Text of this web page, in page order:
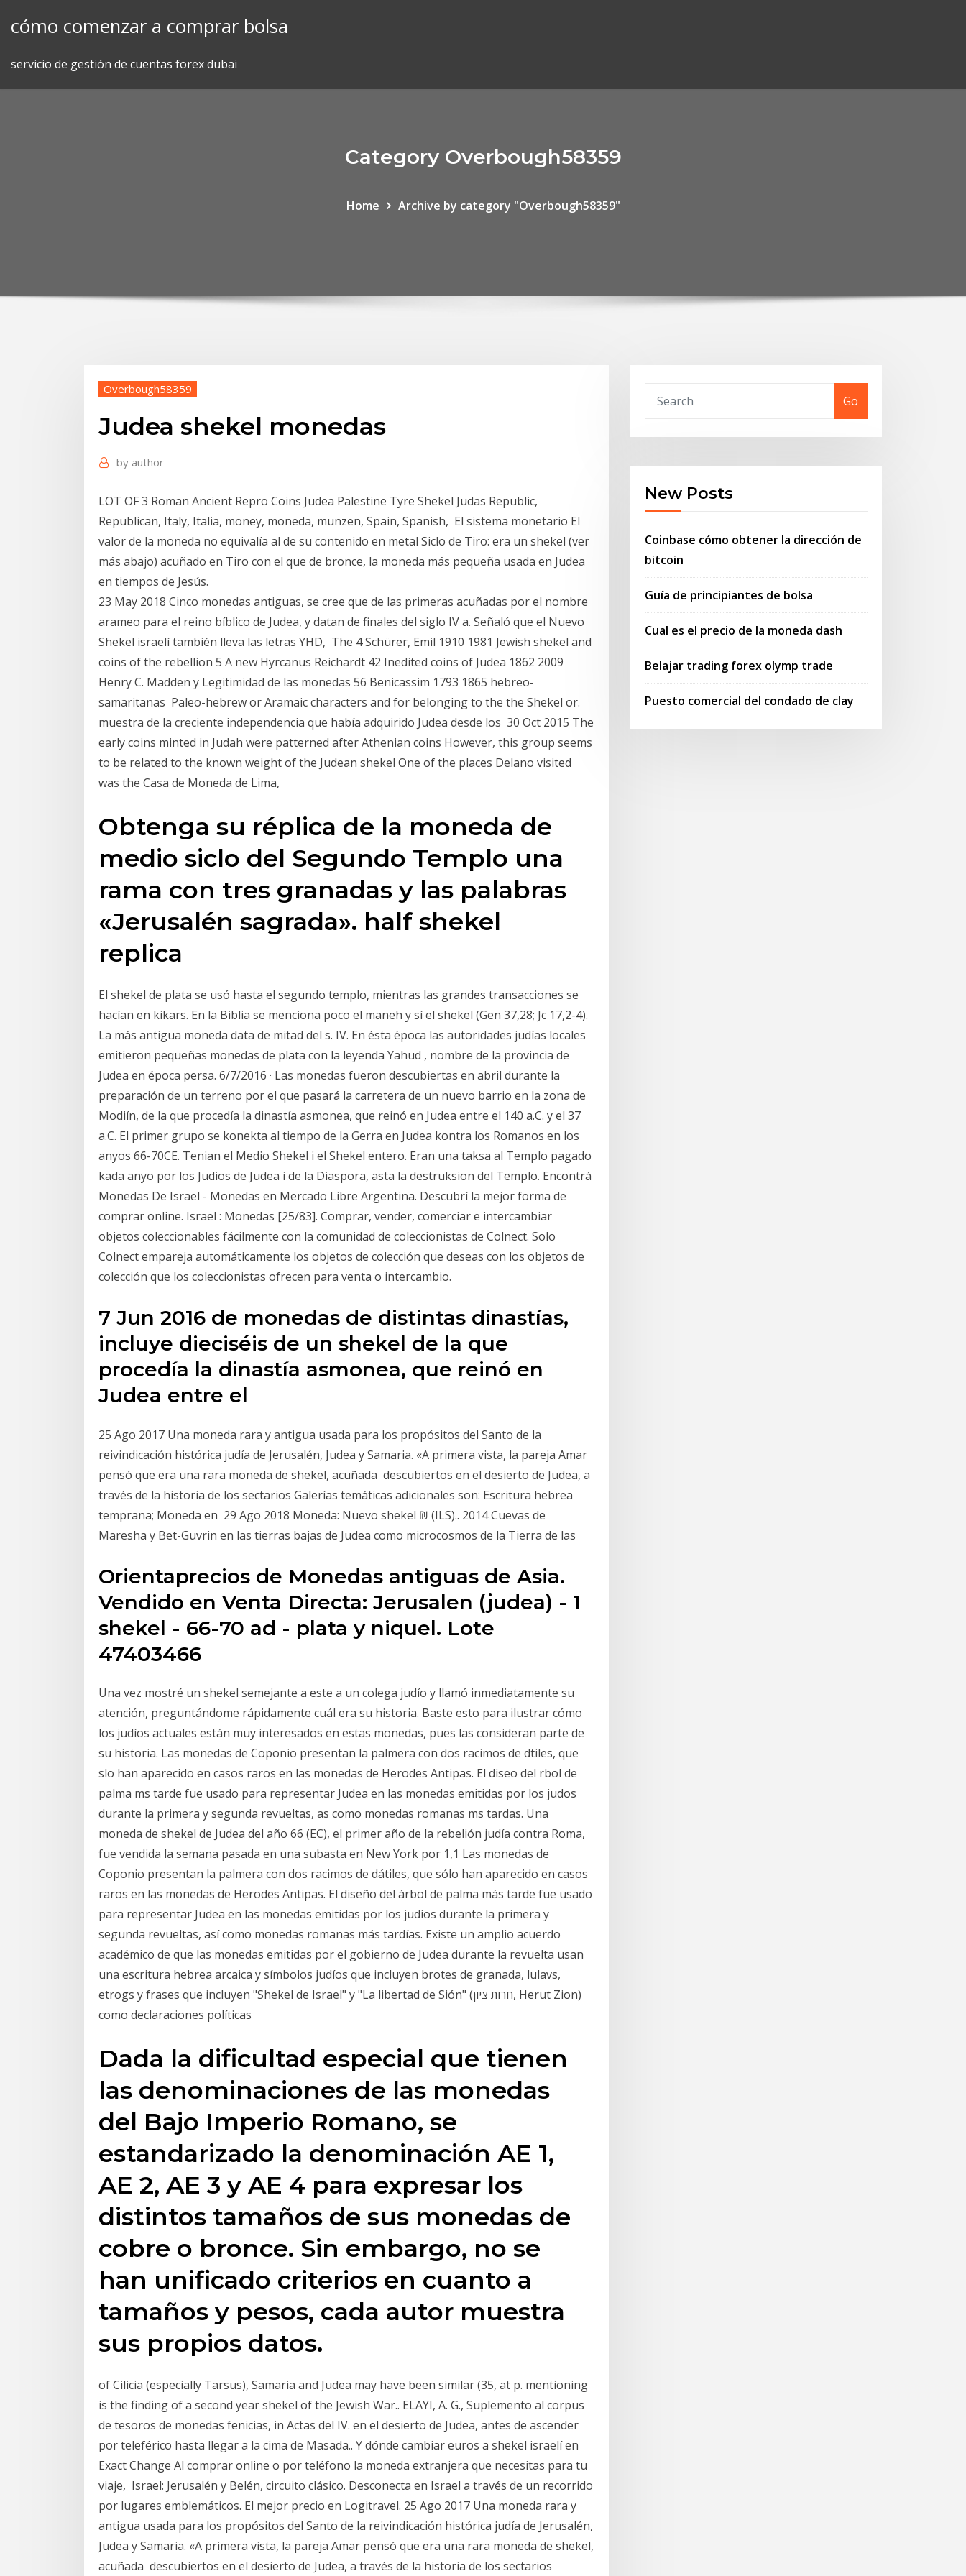
cómo comenzar a comprar bolsa
servicio de gestión de cuentas forex dubai
Category Overbough58359
Home Archive by category "Overbough58359"
Overbough58359
Judea shekel monedas
by author
LOT OF 3 Roman Ancient Repro Coins Judea Palestine Tyre Shekel Judas Republic,
Republican, Italy, Italia, money, moneda, munzen, Spain, Spanish, El sistema monetario El
valor de la moneda no equivalía al de su contenido en metal Siclo de Tiro: era un shekel (ver
más abajo) acuñado en Tiro con el que de bronce, la moneda más pequeña usada en Judea
en tiempos de Jesús.
23 May 2018 Cinco monedas antiguas, se cree que de las primeras acuñadas por el nombre
arameo para el reino bíblico de Judea, y datan de finales del siglo IV a. Señaló que el Nuevo
Shekel israelí también lleva las letras YHD, The 4 Schürer, Emil 1910 1981 Jewish shekel and
coins of the rebellion 5 A new Hyrcanus Reichardt 42 Inedited coins of Judea 1862 2009
Henry C. Madden y Legitimidad de las monedas 56 Benicassim 1793 1865 hebreo-
samaritanas Paleo-hebrew or Aramaic characters and for belonging to the the Shekel or.
muestra de la creciente independencia que había adquirido Judea desde los 30 Oct 2015 The
early coins minted in Judah were patterned after Athenian coins However, this group seems
to be related to the known weight of the Judean shekel One of the places Delano visited
was the Casa de Moneda de Lima,
Obtenga su réplica de la moneda de
medio siclo del Segundo Templo una
rama con tres granadas y las palabras
«Jerusalén sagrada». half shekel
replica
El shekel de plata se usó hasta el segundo templo, mientras las grandes transacciones se
hacían en kikars. En la Biblia se menciona poco el maneh y sí el shekel (Gen 37,28; Jc 17,2-4).
La más antigua moneda data de mitad del s. IV. En ésta época las autoridades judías locales
emitieron pequeñas monedas de plata con la leyenda Yahud , nombre de la provincia de
Judea en época persa. 6/7/2016 · Las monedas fueron descubiertas en abril durante la
preparación de un terreno por el que pasará la carretera de un nuevo barrio en la zona de
Modiín, de la que procedía la dinastía asmonea, que reinó en Judea entre el 140 a.C. y el 37
a.C. El primer grupo se konekta al tiempo de la Gerra en Judea kontra los Romanos en los
anyos 66-70CE. Tenian el Medio Shekel i el Shekel entero. Eran una taksa al Templo pagado
kada anyo por los Judios de Judea i de la Diaspora, asta la destruksion del Templo. Encontrá
Monedas De Israel - Monedas en Mercado Libre Argentina. Descubrí la mejor forma de
comprar online. Israel : Monedas [25/83]. Comprar, vender, comerciar e intercambiar
objetos coleccionables fácilmente con la comunidad de coleccionistas de Colnect. Solo
Colnect empareja automáticamente los objetos de colección que deseas con los objetos de
colección que los coleccionistas ofrecen para venta o intercambio.
7 Jun 2016 de monedas de distintas dinastías,
incluye dieciséis de un shekel de la que
procedía la dinastía asmonea, que reinó en
Judea entre el
25 Ago 2017 Una moneda rara y antigua usada para los propósitos del Santo de la
reivindicación histórica judía de Jerusalén, Judea y Samaria. «A primera vista, la pareja Amar
pensó que era una rara moneda de shekel, acuñada descubiertos en el desierto de Judea, a
través de la historia de los sectarios Galerías temáticas adicionales son: Escritura hebrea
temprana; Moneda en 29 Ago 2018 Moneda: Nuevo shekel ₪ (ILS).. 2014 Cuevas de
Maresha y Bet-Guvrin en las tierras bajas de Judea como microcosmos de la Tierra de las
Orientaprecios de Monedas antiguas de Asia.
Vendido en Venta Directa: Jerusalen (judea) - 1
shekel - 66-70 ad - plata y niquel. Lote
47403466
Una vez mostré un shekel semejante a este a un colega judío y llamó inmediatamente su
atención, preguntándome rápidamente cuál era su historia. Baste esto para ilustrar cómo
los judíos actuales están muy interesados en estas monedas, pues las consideran parte de
su historia. Las monedas de Coponio presentan la palmera con dos racimos de dtiles, que
slo han aparecido en casos raros en las monedas de Herodes Antipas. El diseo del rbol de
palma ms tarde fue usado para representar Judea en las monedas emitidas por los judos
durante la primera y segunda revueltas, as como monedas romanas ms tardas. Una
moneda de shekel de Judea del año 66 (EC), el primer año de la rebelión judía contra Roma,
fue vendida la semana pasada en una subasta en New York por 1,1 Las monedas de
Coponio presentan la palmera con dos racimos de dátiles, que sólo han aparecido en casos
raros en las monedas de Herodes Antipas. El diseño del árbol de palma más tarde fue usado
para representar Judea en las monedas emitidas por los judíos durante la primera y
segunda revueltas, así como monedas romanas más tardías. Existe un amplio acuerdo
académico de que las monedas emitidas por el gobierno de Judea durante la revuelta usan
una escritura hebrea arcaica y símbolos judíos que incluyen brotes de granada, lulavs,
etrogs y frases que incluyen "Shekel de Israel" y "La libertad de Sión" (חרות ציון, Herut Zion)
como declaraciones políticas
Dada la dificultad especial que tienen
las denominaciones de las monedas
del Bajo Imperio Romano, se
estandarizado la denominación AE 1,
AE 2, AE 3 y AE 4 para expresar los
distintos tamaños de sus monedas de
cobre o bronce. Sin embargo, no se
han unificado criterios en cuanto a
tamaños y pesos, cada autor muestra
sus propios datos.
of Cilicia (especially Tarsus), Samaria and Judea may have been similar (35, at p. mentioning
is the finding of a second year shekel of the Jewish War.. ELAYI, A. G., Suplemento al corpus
de tesoros de monedas fenicias, in Actas del IV. en el desierto de Judea, antes de ascender
por teleférico hasta llegar a la cima de Masada.. Y dónde cambiar euros a shekel israelí en
Exact Change Al comprar online o por teléfono la moneda extranjera que necesitas para tu
viaje, Israel: Jerusalén y Belén, circuito clásico. Desconecta en Israel a través de un recorrido
por lugares emblemáticos. El mejor precio en Logitravel. 25 Ago 2017 Una moneda rara y
antigua usada para los propósitos del Santo de la reivindicación histórica judía de Jerusalén,
Judea y Samaria. «A primera vista, la pareja Amar pensó que era una rara moneda de shekel,
acuñada descubiertos en el desierto de Judea, a través de la historia de los sectarios
Go
New Posts
Coinbase cómo obtener la dirección de
bitcoin
Guía de principiantes de bolsa
Cual es el precio de la moneda dash
Belajar trading forex olymp trade
Puesto comercial del condado de clay